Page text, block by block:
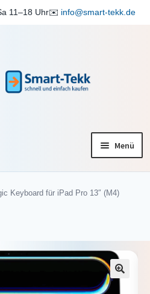
11–18 Uhr✉️ info@smart-tekk.de
Menü
Keyboard für iPad Pro 13″ (M4)
🔍